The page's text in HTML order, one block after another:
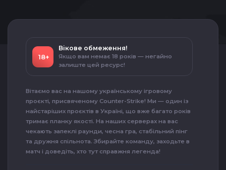
18+
Вікове обмеження!
Якщо вам немає 18 років — негайно
залиште цей ресурс!
Вітаємо вас на нашому українському ігровому
проєкті, присвяченому Counter-Strike! Ми — один із
найстаріших проєктів в Україні, що вже багато років
тримає планку якості. На наших серверах на вас
чекають запеклі раунди, чесна гра, стабільний пінг
та дружня спільнота. Збирайте команду, заходьте в
матч і доведіть, хто тут справжня легенда!